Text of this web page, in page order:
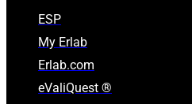
ESP
My Erlab
Erlab.com
eValiQuest ®